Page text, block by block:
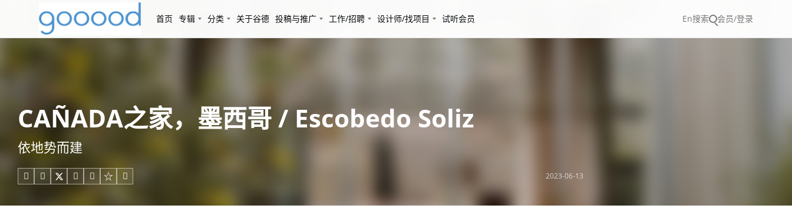
首页 专辑 分类 关于谷德 投稿与推广 工作/招聘 设计师/找项目 试听会员 En搜索 会员/登录
CAÑADA之家，墨西哥 / Escobedo Soliz
依地势而建
     2023-06-13